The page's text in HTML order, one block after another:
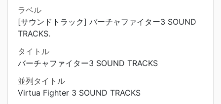
ラベル
[サウンドトラック] バーチャファイター3 SOUND
TRACKS.
タイトル
バーチャファイター3 SOUND TRACKS
並列タイトル
Virtua Fighter 3 SOUND TRACKS